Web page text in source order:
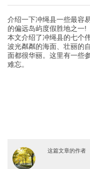
联系我们
网站营运公司
招募旅游作家
介绍一下冲绳县一些最容
的偏远岛屿度假胜地之一!
本文介绍了冲绳县的七个
波光粼粼的海面、壮丽的
面都很华丽。这里有一些
难忘。
这篇文章的作者